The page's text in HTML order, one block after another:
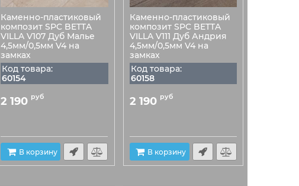
Каменно-пластиковый
композит SPC BETTA
VILLA V107 Дуб Малье
4,5мм/0,5мм V4 на
замках
Код товара:
60154
2 190 руб
В корзину
Каменно-пластиковый
композит SPC BETTA
VILLA V111 Дуб Андрия
4,5мм/0,5мм V4 на
замках
Код товара:
60158
2 190 руб
В корзину